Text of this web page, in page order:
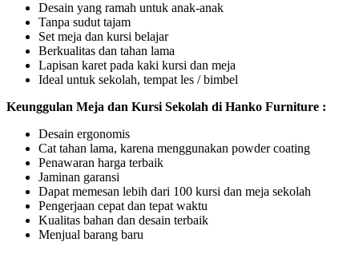
Desain yang ramah untuk anak-anak
Tanpa sudut tajam
Set meja dan kursi belajar
Berkualitas dan tahan lama
Lapisan karet pada kaki kursi dan meja
Ideal untuk sekolah, tempat les / bimbel
Keunggulan Meja dan Kursi Sekolah di Hanko Furniture :
Desain ergonomis
Cat tahan lama, karena menggunakan powder coating
Penawaran harga terbaik
Jaminan garansi
Dapat memesan lebih dari 100 kursi dan meja sekolah
Pengerjaan cepat dan tepat waktu
Kualitas bahan dan desain terbaik
Menjual barang baru